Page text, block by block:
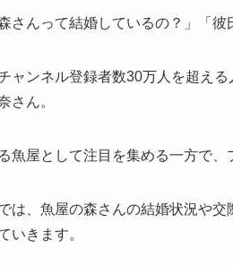
森さんって結婚しているの？」「
ャンネル登録者数30万人を超え
さん。
魚屋として注目を集める一方で
は、魚屋の森さんの結婚状況や
いきます。